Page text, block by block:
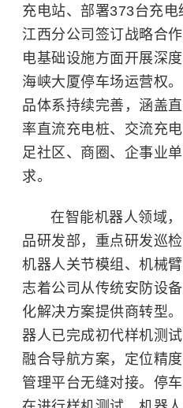
充电站、部署373台充
江西分公司签订战略合
电基础设施方面开展深
海峡大厦停车场运营权
品体系持续完善，涵盖
率直流充电桩、交流充
足社区、商圈、企事业
求。
在智能机器人领域
品研发部，重点研发巡
机器人关节模组、机械
志着公司从传统安防设
化解决方案提供商转型
器人已完成初代样机测
融合导航方案，定位精
管理平台无缝对接。停